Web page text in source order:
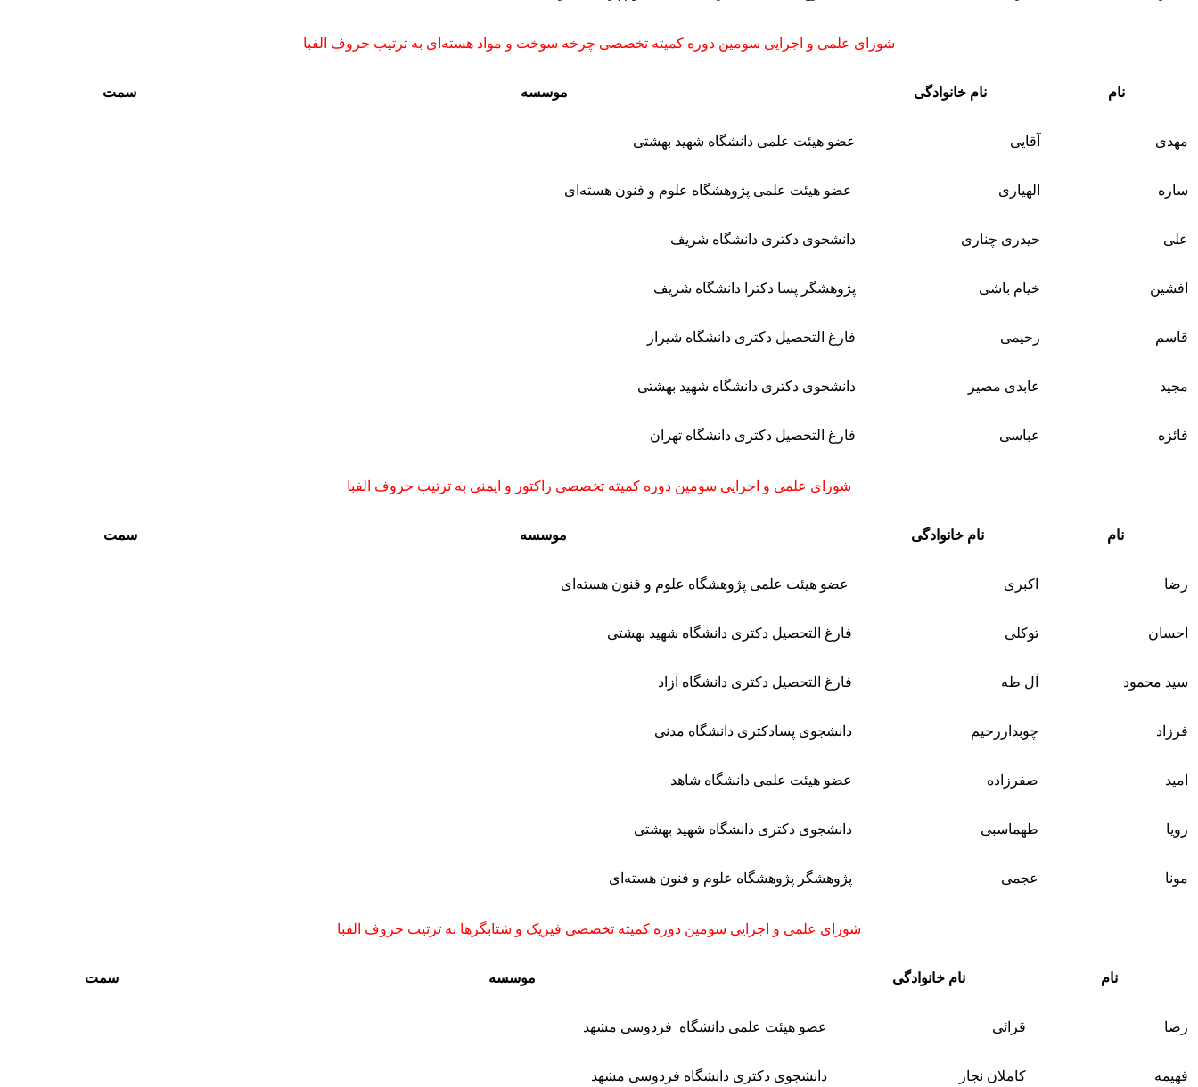
شورای علمی و اجرایی سومین دوره کمیته تخصصی چرخه سوخت و مواد هسته‌ای به ترتیب حروف الفبا
نام نام خانوادگی موسسه سمت
مهدی آقایی عضو هیئت علمی دانشگاه شهید بهشتی
ساره الهیاری عضو هیئت علمی پژوهشگاه علوم و فنون هسته‌ای
علی حیدری چناری دانشجوی دکتری دانشگاه شریف
افشین خیام باشی پژوهشگر پسا دکترا دانشگاه شریف
قاسم رحیمی فارغ التحصیل دکتری دانشگاه شیراز
مجید عابدی مصیر دانشجوی دکتری دانشگاه شهید بهشتی
فائزه عباسی فارغ التحصیل دکتری دانشگاه تهران
شورای علمی و اجرایی سومین دوره کمیته تخصصی راکتور و ایمنی به ترتیب حروف الفبا
نام نام خانوادگی موسسه سمت
رضا اکبری عضو هیئت علمی پژوهشگاه علوم و فنون هسته‌ای
احسان توکلی فارغ التحصیل دکتری دانشگاه شهید بهشتی
سيد محمود آل طه فارغ التحصیل دکتری دانشگاه آزاد
فرزاد چوبداررحیم دانشجوی پسادکتری دانشگاه مدنی
امید صفرزاده عضو هیئت علمی دانشگاه شاهد
رویا طهماسبی دانشجوی دکتری دانشگاه شهید بهشتی
مونا عجمی پژوهشگر پژوهشگاه علوم و فنون هسته‌ای
شورای علمی و اجرایی سومین دوره کمیته تخصصی فيزيک و شتابگرها به ترتیب حروف الفبا
نام نام خانوادگی موسسه سمت
رضا قرائی عضو هیئت علمی دانشگاه فردوسی مشهد
فهیمه کاملان نجار دانشجوی دکتری دانشگاه فردوسی مشهد